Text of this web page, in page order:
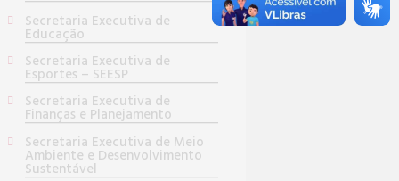
Secretaria Executiva de
Educação
Secretaria Executiva de
Esportes – SEESP
Secretaria Executiva de
Finanças e Planejamento
Secretaria Executiva de Meio
Ambiente e Desenvolvimento
Sustentável